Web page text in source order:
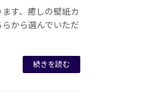
す、癒しの壁紙カ
から選んでいただ
続きを読む